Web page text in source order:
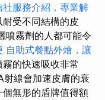
社服務介紹，專業解
受不同結構的皮
噴霧劑的人都可能令
自助式餐點外燴，讓
的快速吸收非常
線會加速皮膚的衰
無形的盾牌值得額